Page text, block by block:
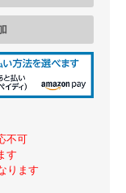
不可
す
ります